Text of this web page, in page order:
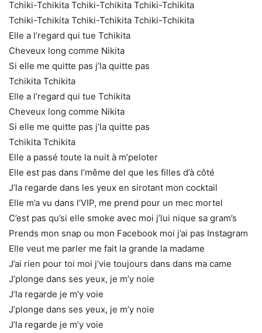
Tchiki-Tchikita Tchiki-Tchikita Tchiki-Tchikita
Tchiki-Tchikita Tchiki-Tchikita Tchiki-Tchikita
Elle a l’regard qui tue Tchikita
Cheveux long comme Nikita
Si elle me quitte pas j’la quitte pas
Tchikita Tchikita
Elle a l’regard qui tue Tchikita
Cheveux long comme Nikita
Si elle me quitte pas j’la quitte pas
Tchikita Tchikita
Elle a passé toute la nuit à m’peloter
Elle est pas dans l’même del que les filles d’à côté
J’la regarde dans les yeux en sirotant mon cocktail
Elle m’a vu dans l’VIP, me prend pour un mec mortel
C’est pas qu’si elle smoke avec moi j’lui nique sa gram’s
Prends mon snap ou mon Facebook moi j’ai pas Instagram
Elle veut me parler me fait la grande la madame
J’ai rien pour toi moi j’vie toujours dans dans ma came
J’plonge dans ses yeux, je m’y noie
J’la regarde je m’y voie
J’plonge dans ses yeux, je m’y noie
J’la regarde je m’y voie